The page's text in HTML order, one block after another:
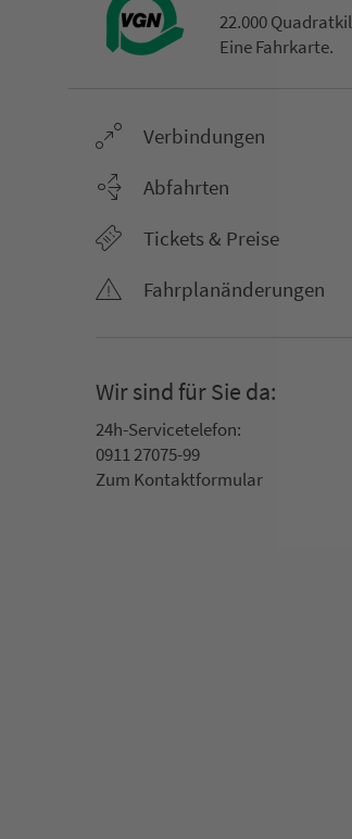
22.000
Eine Fahr­kar­te.
Ver­bin­dungen
Abfahrten
Tickets & Preise
Fahr­plan­ände­rungen
Wir sind für Sie da:
24h-Ser­vice­te­le­fon:
0911 27075-99
Zum Kon­taktformular